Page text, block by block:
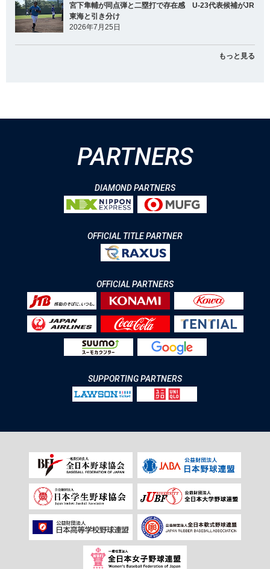
宮下隼輔が同点弾と二塁打で存在感 U-23代表候補がJR
東海と引き分け
2026年7月25日
もっと見る
PARTNERS
DIAMOND PARTNERS
OFFICIAL TITLE PARTNER
OFFICIAL PARTNERS
SUPPORTING PARTNERS